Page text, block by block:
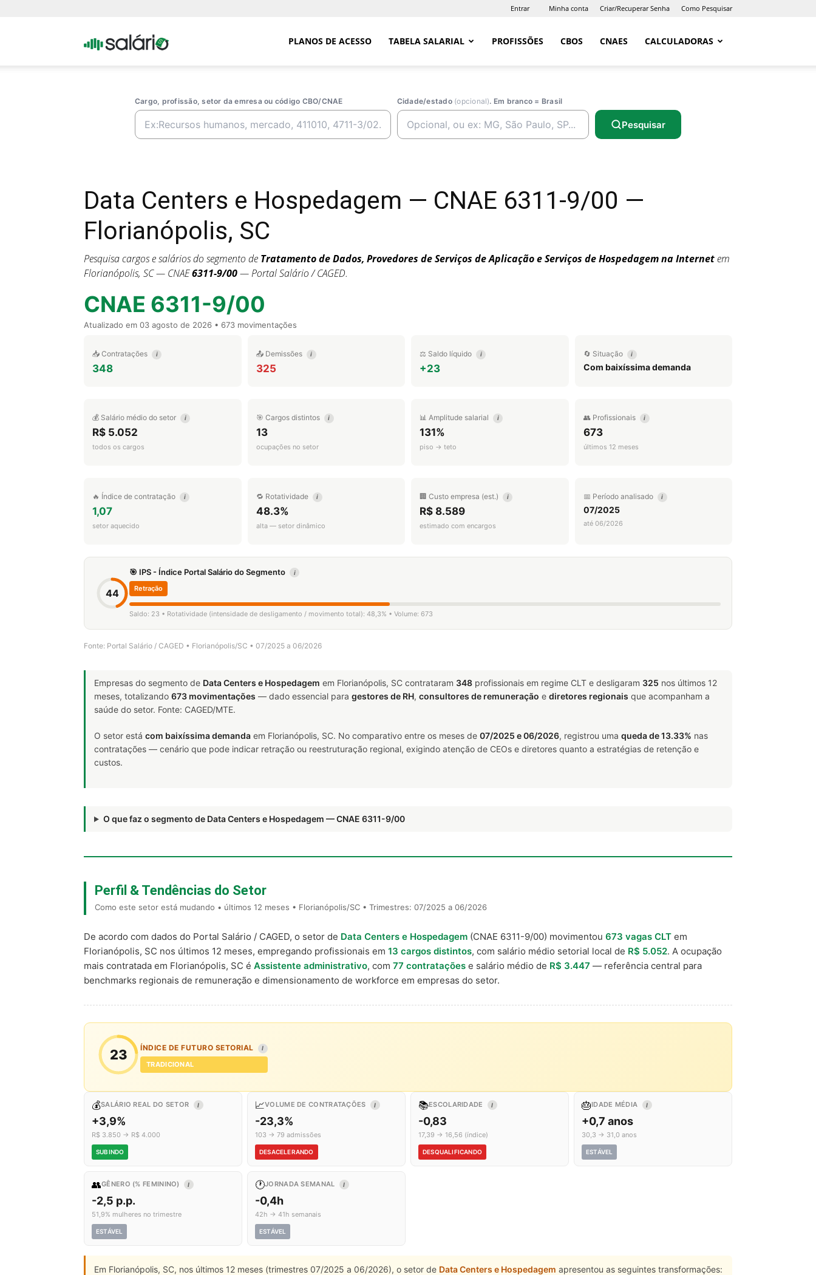
Entrar Minha conta Criar/Recuperar Senha Como Pesquisar
Portal PLANOS DE ACESSO TABELA SALARIAL PROFISSÕES CBOS CNAES CALCULADORAS
Cargo, profissão, setor da emresa ou código CBO/CNAE Cidade/estado (opcional). Em branco = Brasil
Pesquisar
Data Centers e Hospedagem — CNAE 6311-9/00 —
Florianópolis, SC
Pesquisa cargos e salários do segmento de Tratamento de Dados, Provedores de Serviços de Aplicação e Serviços de Hospedagem na Internetem
Florianópolis, SC — CNAE6311-9/00— Portal Salário / CAGED.
CNAE 6311-9/00
Atualizado em 03 agosto de 2026 • 673 movimentações
📥 Contratações i
348
📤 Demissões i
325
⚖️ Saldo líquido i
+23
🔄 Situação i
Com baixíssima demanda
💰 Salário médio do setor i
R$ 5.052
todos os cargos
🎯 Cargos distintos i
13
ocupações no setor
📊 Amplitude salarial i
131%
piso → teto
👥 Profissionais i
673
últimos 12 meses
🔥 Índice de contratação i
1,07
setor aquecido
🔁 Rotatividade i
48.3%
alta — setor dinâmico
🏢 Custo empresa (est.) i
R$ 8.589
estimado com encargos
📅 Período analisado i
07/2025
até 06/2026
44
🎯 IPS - Índice Portal Salário do Segmento i
Retração
Saldo: 23 • Rotatividade (intensidade de desligamento / movimento total): 48,3% • Volume: 673
Fonte: Portal Salário / CAGED • Florianópolis/SC • 07/2025 a 06/2026
Empresas do segmento de Data Centers e Hospedagem em Florianópolis, SC contrataram 348 profissionais em regime CLT e desligaram 325 nos últimos 12
meses, totalizando 673 movimentações — dado essencial para gestores de RH, consultores de remuneração e diretores regionais que acompanham a
saúde do setor. Fonte: CAGED/MTE.
O setor está com baixíssima demanda em Florianópolis, SC. No comparativo entre os meses de 07/2025 e 06/2026, registrou uma queda de 13.33% nas
contratações — cenário que pode indicar retração ou reestruturação regional, exigindo atenção de CEOs e diretores quanto a estratégias de retenção e
custos.
O que faz o segmento de Data Centers e Hospedagem — CNAE 6311-9/00
Perfil & Tendências do Setor
Como este setor está mudando • últimos 12 meses • Florianópolis/SC • Trimestres: 07/2025 a 06/2026
De acordo com dados do Portal Salário / CAGED, o setor de Data Centers e Hospedagem (CNAE 6311-9/00) movimentou 673 vagas CLT em
Florianópolis, SC nos últimos 12 meses, empregando profissionais em 13 cargos distintos, com salário médio setorial local de R$ 5.052. A ocupação
mais contratada em Florianópolis, SC é Assistente administrativo, com 77 contratações e salário médio de R$ 3.447 — referência central para
benchmarks regionais de remuneração e dimensionamento de workforce em empresas do setor.
23 ÍNDICE DE FUTURO SETORIAL I
TRADICIONAL
💰SALÁRIO REAL DO SETOR I
+3,9%
R$ 3.850 → R$ 4.000
SUBINDO
📈VOLUME DE CONTRATAÇÕES I
-23,3%
103 → 79 admissões
DESACELERANDO
📚ESCOLARIDADE I
-0,83
17,39 → 16,56 (índice)
DESQUALIFICANDO
🎂IDADE MÉDIA I
+0,7 anos
30,3 → 31,0 anos
ESTÁVEL
👥GÊNERO (% FEMININO) I
-2,5 p.p.
51,9% mulheres no trimestre
ESTÁVEL
🕐JORNADA SEMANAL I
-0,4h
42h → 41h semanais
ESTÁVEL
Em Florianópolis, SC, nos últimos 12 meses (trimestres 07/2025 a 06/2026), o setor de Data Centers e Hospedagem apresentou as seguintes transformações: